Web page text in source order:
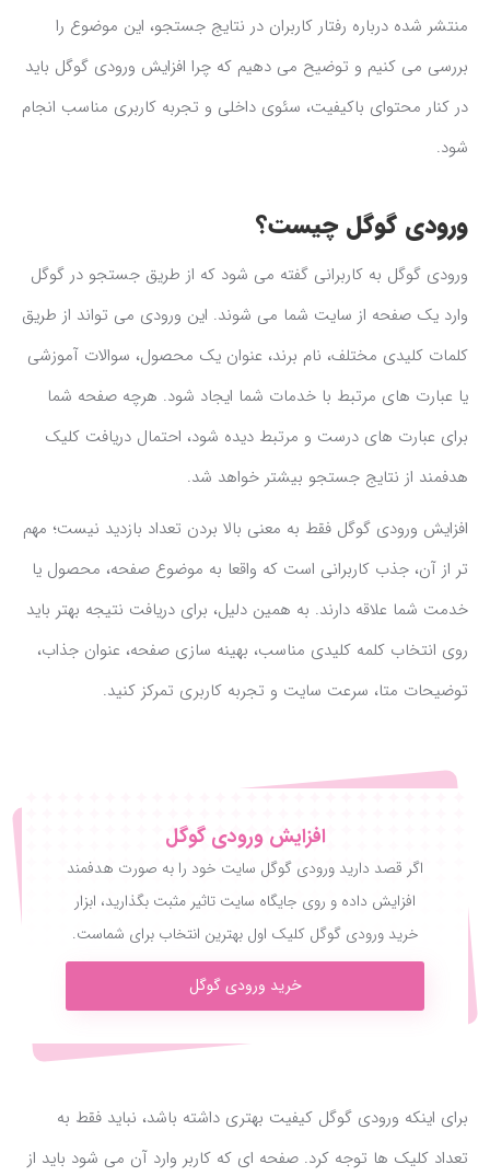
منتشر شده درباره رفتار کاربران در نتایج جستجو، این موضوع را
بررسی می کنیم و توضیح می دهیم که چرا افزایش ورودی گوگل باید
در کنار محتوای باکیفیت، سئوی داخلی و تجربه کاربری مناسب انجام
شود.
ورودی گوگل چیست؟
ورودی گوگل به کاربرانی گفته می شود که از طریق جستجو در گوگل
وارد یک صفحه از سایت شما می شوند. این ورودی می تواند از طریق
کلمات کلیدی مختلف، نام برند، عنوان یک محصول، سوالات آموزشی
یا عبارت های مرتبط با خدمات شما ایجاد شود. هرچه صفحه شما
برای عبارت های درست و مرتبط دیده شود، احتمال دریافت کلیک
هدفمند از نتایج جستجو بیشتر خواهد شد.
افزایش ورودی گوگل فقط به معنی بالا بردن تعداد بازدید نیست؛ مهم
تر از آن، جذب کاربرانی است که واقعا به موضوع صفحه، محصول یا
خدمت شما علاقه دارند. به همین دلیل، برای دریافت نتیجه بهتر باید
روی انتخاب کلمه کلیدی مناسب، بهینه سازی صفحه، عنوان جذاب،
توضیحات متا، سرعت سایت و تجربه کاربری تمرکز کنید.
افزایش ورودی گوگل
اگر قصد دارید ورودی گوگل سایت خود را به صورت هدفمند
افزایش داده و روی جایگاه سایت تاثیر مثبت بگذارید، ابزار
خرید ورودی گوگل کلیک اول بهترین انتخاب برای شماست.
خرید ورودی گوگل
برای اینکه ورودی گوگل کیفیت بهتری داشته باشد، نباید فقط به
تعداد کلیک ها توجه کرد. صفحه ای که کاربر وارد آن می شود باید از